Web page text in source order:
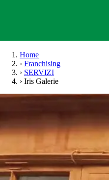
Home
› Franchising
› SERVIZI
› Iris Galerie